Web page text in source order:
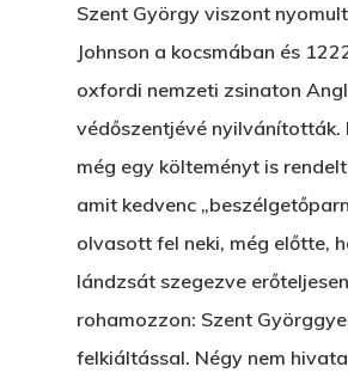
Szent György viszont
Johnson a kocsmában és
oxfordi nemzeti zsinaton
védőszentjévé nyilvánították.
még egy költeményt is
amit kedvenc
olvasott fel neki, még előtte,
lándzsát szegezve erőteljesen
rohamozzon: Szent
felkiáltással. Négy nem